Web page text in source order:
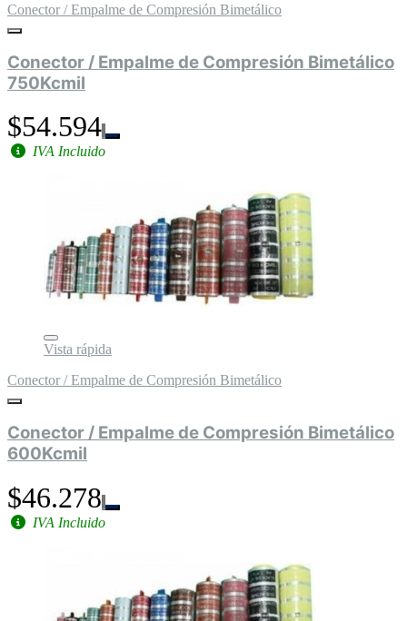
Conector / Empalme de Compresión Bimetálico
Conector / Empalme de Compresión Bimetálico
750Kcmil
$54.594
IVA Incluido
Vista rápida
Conector / Empalme de Compresión Bimetálico
Conector / Empalme de Compresión Bimetálico
600Kcmil
$46.278
IVA Incluido